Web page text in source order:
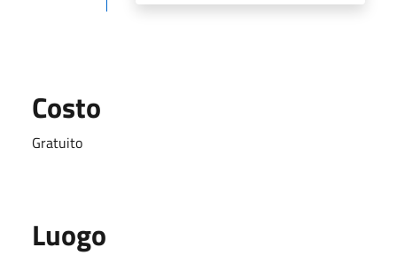
Costo
Gratuito
Luogo